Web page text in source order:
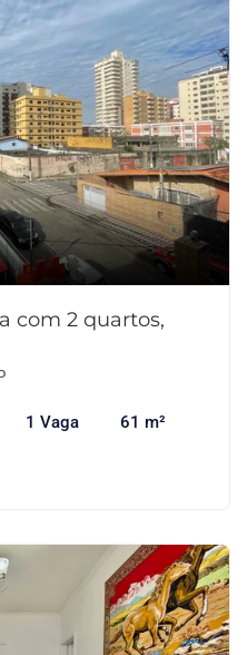
com 2 quartos,
1 Vaga 61 m²